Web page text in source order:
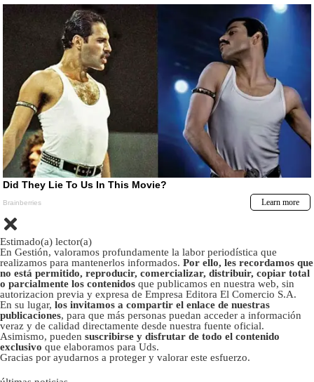
Estimado(a) lector(a)
En Gestión, valoramos profundamente la labor periodística que
realizamos para mantenerlos informados. Por ello, les recordamos que
no está permitido, reproducir, comercializar, distribuir, copiar total
o parcialmente los contenidos que publicamos en nuestra web, sin
autorizacion previa y expresa de Empresa Editora El Comercio S.A.
En su lugar, los invitamos a compartir el enlace de nuestras
publicaciones, para que más personas puedan acceder a información
veraz y de calidad directamente desde nuestra fuente oficial.
Asimismo, pueden suscribirse y disfrutar de todo el contenido
exclusivo que elaboramos para Uds.
Gracias por ayudarnos a proteger y valorar este esfuerzo.